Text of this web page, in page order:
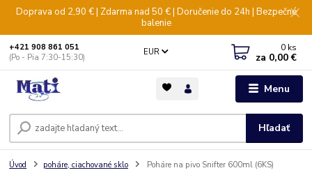
Doprava od 2,90 € | Zdarma nad 50 € | Doručenie do 24h | Bezpečné
balenie
Menu
EUR
Hľadať
+421 908 861 051
(Po - Pia 7:30-15:30)
0 ks
za 0,00 €
Úvod poháre, ciachované sklo Poháre na pivo Snifter 600ml (6KS)